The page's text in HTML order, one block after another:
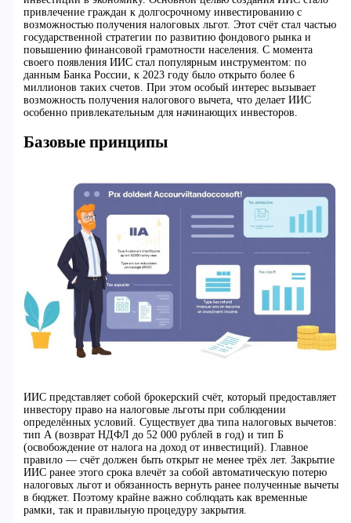
привлечение граждан к долгосрочному инвестированию с
возможностью получения налоговых льгот. Этот счёт стал частью
государственной стратегии по развитию фондового рынка и
повышению финансовой грамотности населения. С момента
своего появления ИИС стал популярным инструментом: по
данным Банка России, к 2023 году было открыто более 6
миллионов таких счетов. При этом особый интерес вызывает
возможность получения налогового вычета, что делает ИИС
особенно привлекательным для начинающих инвесторов.
Базовые принципы
ИИС представляет собой брокерский счёт, который предоставляет
инвестору право на налоговые льготы при соблюдении
определённых условий. Существует два типа налоговых вычетов:
тип А (возврат НДФЛ до 52 000 рублей в год) и тип Б
(освобождение от налога на доход от инвестиций). Главное
правило — счёт должен быть открыт не менее трёх лет. Закрытие
ИИС ранее этого срока влечёт за собой автоматическую потерю
налоговых льгот и обязанность вернуть ранее полученные вычеты
в бюджет. Поэтому крайне важно соблюдать как временные
рамки, так и правильную процедуру закрытия.